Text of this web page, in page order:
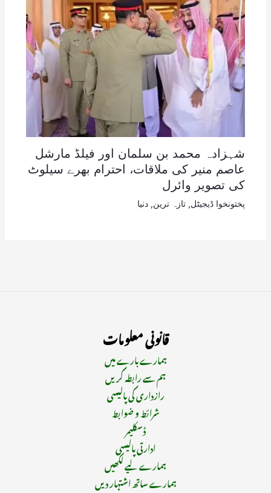
شہزادہ محمد بن سلمان اور فیلڈ مارشل
عاصم منیر کی ملاقات، احترام بھرے سیلوٹ
کی تصویر وائرل
پختونخوا ڈیجیٹل تازہ ترین دنیا
قانونی معلومات
ہمارے بارے میں
ہم سے رابطہ کریں
رازداری کی پالیسی
شرائط و ضوابط
ڈسکلیمر
ادارتی پالیسی
ہمارے لیے لکھیں
ہمارے ساتھ اشتہار دیں